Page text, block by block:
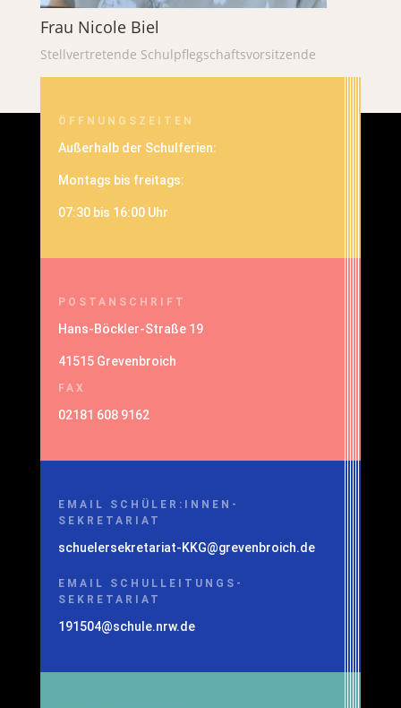
Frau Nicole Biel
Stellvertretende Schulpflegschaftsvorsitzende
ÖFFNUNGSZEITEN
Außerhalb der Schulferien:
Montags bis freitags:
07:30 bis 16:00 Uhr
POSTANSCHRIFT
Hans-Böckler-Straße 19
41515 Grevenbroich
FAX
02181 608 9162
EMAIL SCHÜLER:INNEN-
SEKRETARIAT
schuelersekretariat-KKG@grevenbroich.de
EMAIL SCHULLEITUNGS-
SEKRETARIAT
191504@schule.nrw.de